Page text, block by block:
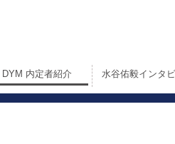
DYM 内定者紹介 水谷佑毅インタ